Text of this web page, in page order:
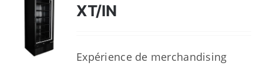
XT/IN
Expérience de merchandising